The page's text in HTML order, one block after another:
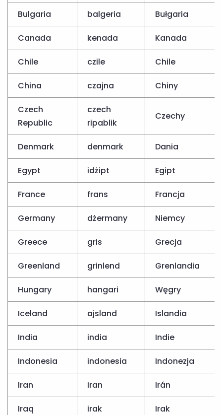
Bulgaria balgeria Bułgaria
Canada kenada Kanada
Chile czile Chile
China czajna Chiny
Czech
Republic
czech
ripablik
Czechy
Denmark denmark Dania
Egypt idżipt Egipt
France frans Francja
Germany dżermany Niemcy
Greece gris Grecja
Greenland grinlend Grenlandia
Hungary hangari Węgry
Iceland ajsland Islandia
India india Indie
Indonesia indonesia Indonezja
Iran iran Irán
Iraq irak Irak